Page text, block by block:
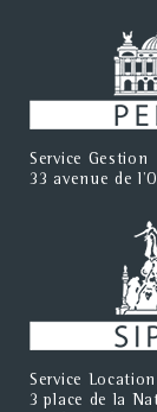
Service Gestion
33 avenue de
Service
3 place de la